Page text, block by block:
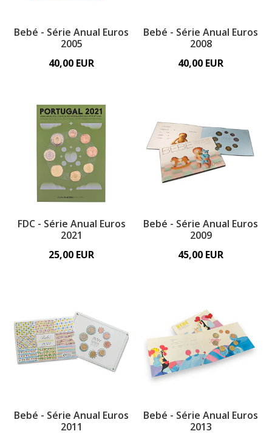
Bebé - Série Anual Euros
2005
40,00 EUR
Bebé - Série Anual Euros
2008
40,00 EUR
FDC - Série Anual Euros
2021
25,00 EUR
Bebé - Série Anual Euros
2009
45,00 EUR
Bebé - Série Anual Euros
2011
Bebé - Série Anual Euros
2013